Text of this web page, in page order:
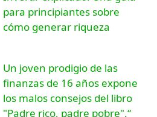
para principiantes sobre
cómo generar riqueza
Un joven prodigio de las
finanzas de 16 años expone
los malos consejos del libro
"Padre rico, padre pobre".“